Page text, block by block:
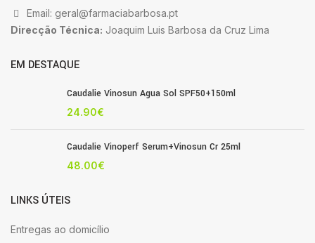
Email: geral@farmaciabarbosa.pt
Direcção Técnica: Joaquim Luis Barbosa da Cruz Lima
EM DESTAQUE
Caudalie Vinosun Agua Sol SPF50+150ml
24.90€
Caudalie Vinoperf Serum+Vinosun Cr 25ml
48.00€
LINKS ÚTEIS
Entregas ao domicílio